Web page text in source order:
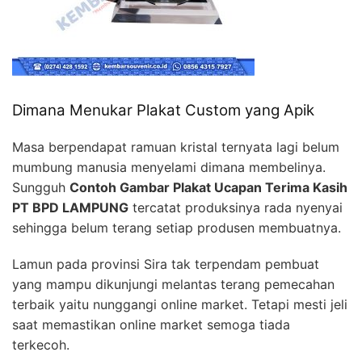
Dimana Menukar Plakat Custom yang Apik
Masa berpendapat ramuan kristal ternyata lagi belum
mumbung manusia menyelami dimana membelinya.
Sungguh Contoh Gambar Plakat Ucapan Terima Kasih
PT BPD LAMPUNG tercatat produksinya rada nyenyai
sehingga belum terang setiap produsen membuatnya.
Lamun pada provinsi Sira tak terpendam pembuat
yang mampu dikunjungi melantas terang pemecahan
terbaik yaitu nunggangi online market. Tetapi mesti jeli
saat memastikan online market semoga tiada
terkecoh.